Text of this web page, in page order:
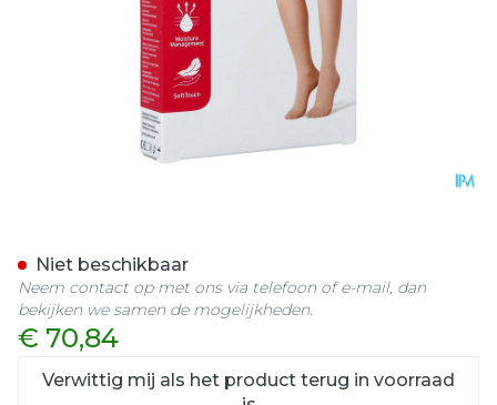
€ 70,84
Verwittig mij als het product terug in voorraad
Niet beschikbaar
Neem contact op met ons via telefoon of e-mail, dan
bekijken we samen de mogelijkheden.